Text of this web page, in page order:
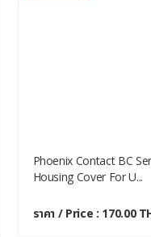
Phoenix Contact BC
Housing Cover For U...
ราคา / Price : 170.00